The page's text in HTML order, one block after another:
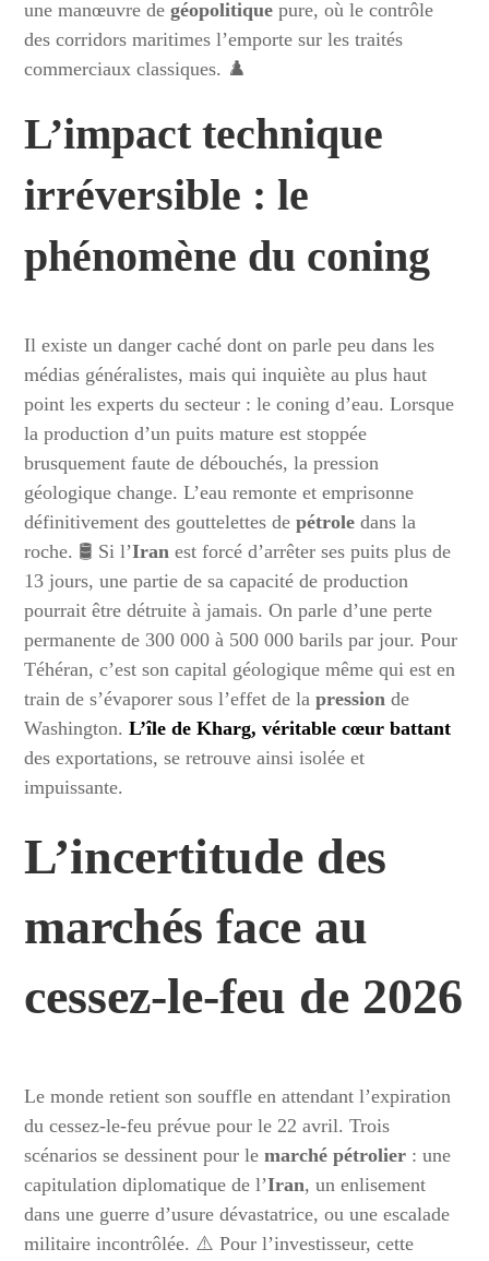
une manœuvre degéopolitique pure, où le contrôle
des corridors maritimes l’emporte sur les traités
commerciaux classiques. ♟️
L’impact technique
irréversible : le
phénomène du coning
Il existe un danger caché dont on parle peu dans les
médias généralistes, mais qui inquiète au plus haut
point les experts du secteur : le coning d’eau. Lorsque
la production d’un puits mature est stoppée
brusquement faute de débouchés, la pression
géologique change. L’eau remonte et emprisonne
définitivement des gouttelettes depétrole dans la
roche. 🛢️ Si l’Iran est forcé d’arrêter ses puits plus de
13 jours, une partie de sa capacité de production
pourrait être détruite à jamais. On parle d’une perte
permanente de 300 000 à 500 000 barils par jour. Pour
Téhéran, c’est son capital géologique même qui est en
train de s’évaporer sous l’effet de lapression de
Washington.L’île de Kharg, véritable cœur battant
des exportations, se retrouve ainsi isolée et
impuissante.
L’incertitude des
marchés face au
cessez-le-feu de 2026
Le monde retient son souffle en attendant l’expiration
du cessez-le-feu prévue pour le 22 avril. Trois
scénarios se dessinent pour lemarché pétrolier : une
capitulation diplomatique de l’Iran, un enlisement
dans une guerre d’usure dévastatrice, ou une escalade
militaire incontrôlée. ⚠️ Pour l’investisseur, cette